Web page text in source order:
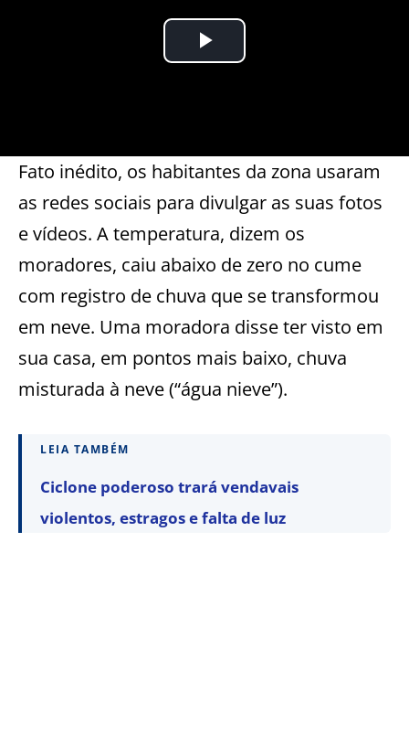
Fato inédito, os habitantes da zona usaram
as redes sociais para divulgar as suas fotos
e vídeos. A temperatura, dizem os
moradores, caiu abaixo de zero no cume
com registro de chuva que se transformou
em neve. Uma moradora disse ter visto em
sua casa, em pontos mais baixo, chuva
misturada à neve (“água nieve”).
LEIA TAMBÉM
Ciclone poderoso trará vendavais
violentos, estragos e falta de luz